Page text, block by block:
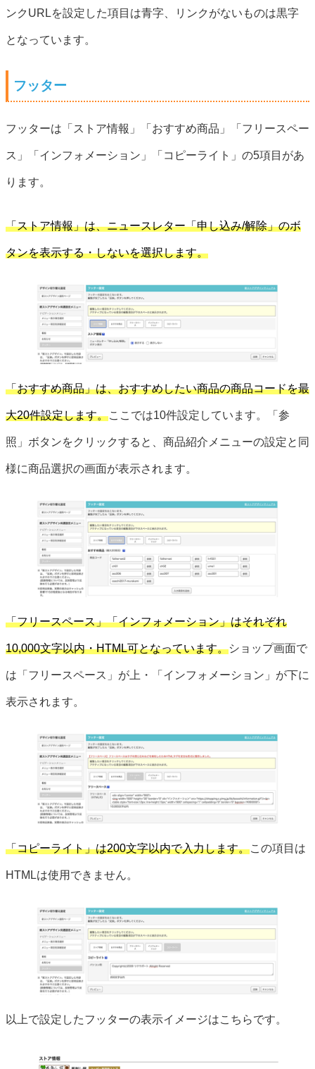
ンクURLを設定した項目は青字、リンクがないものは黒字
となっています。
フッター
フッターは「ストア情報」「おすすめ商品」「フリースペー
ス」「インフォメーション」「コピーライト」の5項目があ
ります。
「ストア情報」は、ニュースレター「申し込み/解除」のボ
タンを表示する・しないを選択します。
「おすすめ商品」は、おすすめしたい商品の商品コードを最
大20件設定します。ここでは10件設定しています。「参
照」ボタンをクリックすると、商品紹介メニューの設定と同
様に商品選択の画面が表示されます。
「フリースペース」「インフォメーション」はそれぞれ
10,000文字以内・HTML可となっています。ショップ画面で
は「フリースペース」が上・「インフォメーション」が下に
表示されます。
「コピーライト」は200文字以内で入力します。この項目は
HTMLは使用できません。
以上で設定したフッターの表示イメージはこちらです。